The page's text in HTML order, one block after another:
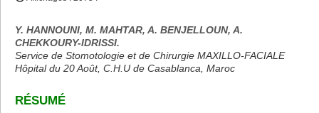
Y. HANNOUNI, M. MAHTAR, A. BENJELLOUN, A.
CHEKKOURY-IDRISSI.
Service de Stomotologie et de Chirurgie MAXILLO-FACIALE
Hôpital du 20 Août, C.H.U de Casablanca, Maroc
RÉSUMÉ